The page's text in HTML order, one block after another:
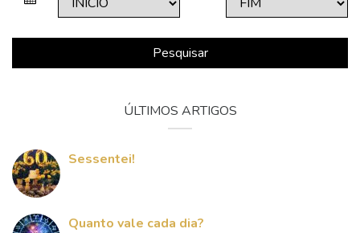
Pesquisar
ÚLTIMOS ARTIGOS
Sessentei!
Quanto vale cada dia?